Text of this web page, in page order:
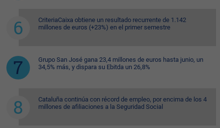
CriteriaCaixa obtiene un resultado recurrente de 1.142
millones de euros (+23%) en el primer semestre
Grupo San José gana 23,4 millones de euros hasta junio, un
34,5% más, y dispara su Ebitda un 26,8%
Cataluña continúa con récord de empleo, por encima de los 4
millones de afiliaciones a la Seguridad Social